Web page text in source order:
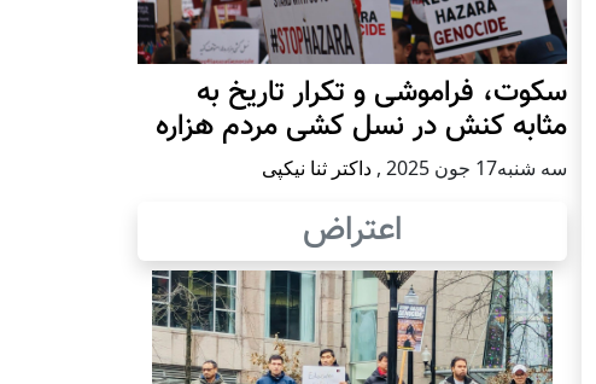
سکوت، فراموشی و تکرار تاريخ به
مثابه کنش در نسل کشی مردم هزاره
سه شنبه17 جون 2025 , داکتر ثنا نیکپی
اعتراض